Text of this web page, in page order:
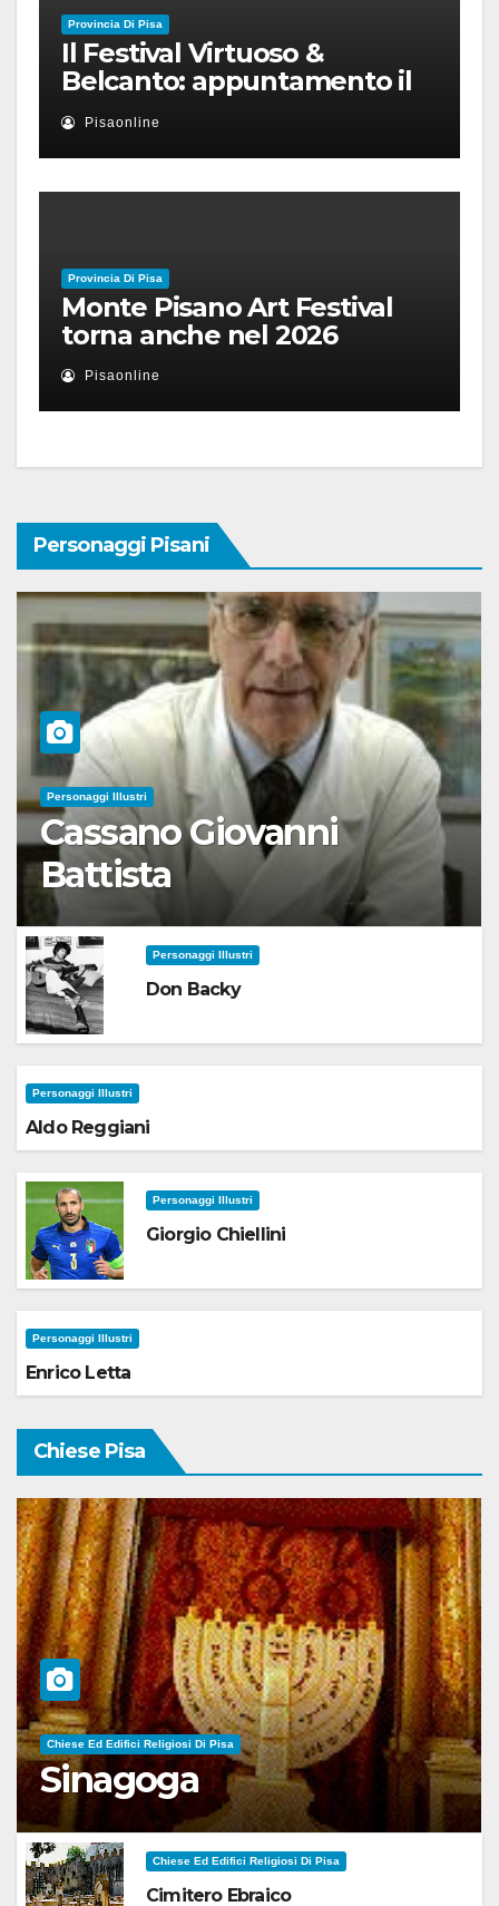
Provincia Di Pisa
Il Festival Virtuoso &
Belcanto: appuntamento il
28 luglio a Palazzo Blu con
Ruben Micieli
Pisaonline
Provincia Di Pisa
Monte Pisano Art Festival
torna anche nel 2026
Pisaonline
Personaggi Pisani
Personaggi Illustri
Cassano Giovanni
Battista
Personaggi Illustri
Don Backy
Personaggi Illustri
Aldo Reggiani
Personaggi Illustri
Giorgio Chiellini
Personaggi Illustri
Enrico Letta
Chiese Pisa
Chiese Ed Edifici Religiosi Di Pisa
Sinagoga
Chiese Ed Edifici Religiosi Di Pisa
Cimitero Ebraico